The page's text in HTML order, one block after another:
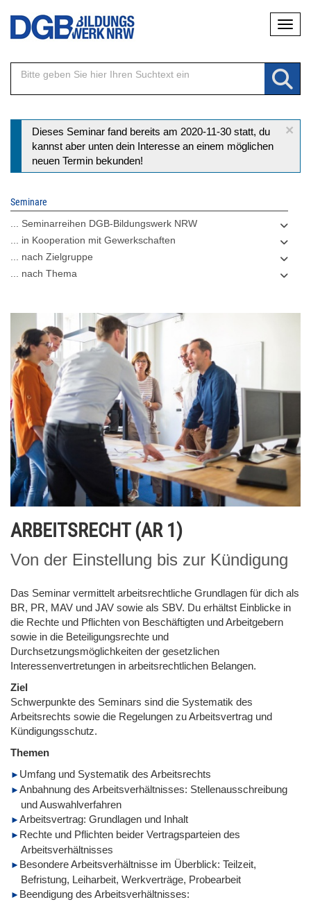
Direkt
Inhalt
×
Statusmeldung
Dieses Seminar fand bereits am 2020-11-30 statt, du
kannst aber unten dein Interesse an einem möglichen
neuen Termin bekunden!
Seminare
... Seminarreihen DGB-Bildungswerk NRW
... in Kooperation mit Gewerkschaften
... nach Zielgruppe
... nach Thema
ARBEITSRECHT (AR 1)
Von der Einstellung bis zur Kündigung
Das Seminar vermittelt arbeitsrechtliche Grundlagen für dich als
BR, PR, MAV und JAV sowie als SBV. Du erhältst Einblicke in
die Rechte und Pflichten von Beschäftigten und Arbeitgebern
sowie in die Beteiligungsrechte und
Durchsetzungsmöglichkeiten der gesetzlichen
Interessenvertretungen in arbeitsrechtlichen Belangen.
Ziel
Schwerpunkte des Seminars sind die Systematik des
Arbeitsrechts sowie die Regelungen zu Arbeitsvertrag und
Kündigungsschutz.
Themen
Umfang und Systematik des Arbeitsrechts
Anbahnung des Arbeitsverhältnisses: Stellenausschreibung
und Auswahlverfahren
Arbeitsvertrag: Grundlagen und Inhalt
Rechte und Pflichten beider Vertragsparteien des
Arbeitsverhältnisses
Besondere Arbeitsverhältnisse im Überblick: Teilzeit,
Befristung, Leiharbeit, Werkverträge, Probearbeit
Beendigung des Arbeitsverhältnisses: